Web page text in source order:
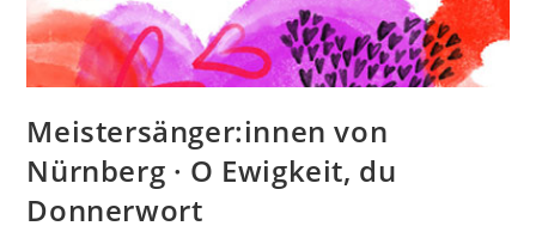
Meistersänger:innen von
Nürnberg · O Ewigkeit, du
Donnerwort